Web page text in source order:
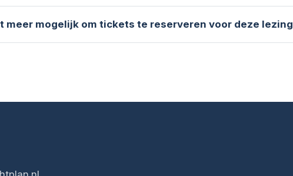
meer mogelijk om tickets te reserveren voor deze lezing